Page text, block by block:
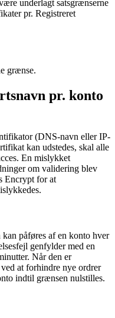
underlagt satsgrænserne
pr. Registreret
grænse.
pr. konto
(DNS-navn eller IP-
kan udstedes, skal alle
En mislykket
om validering blev
Encrypt for at
påføres af en konto hver
genfylder med en
Når den er
at forhindre nye ordrer
indtil grænsen nulstilles.